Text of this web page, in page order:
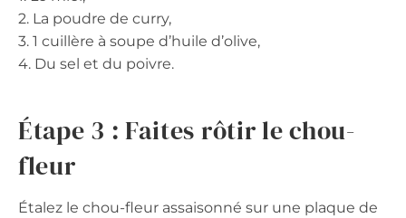
2. La poudre de curry,
3. 1 cuillère à soupe d’huile d’olive,
4. Du sel et du poivre.
Étape 3 : Faites rôtir le chou-
fleur
Étalez le chou-fleur assaisonné sur une plaque de